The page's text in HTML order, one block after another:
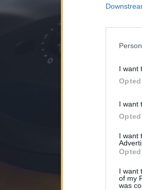
I want
I want
I want
I want
of my
was